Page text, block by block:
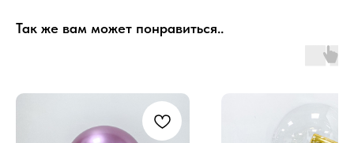
Так же вам может понравиться..